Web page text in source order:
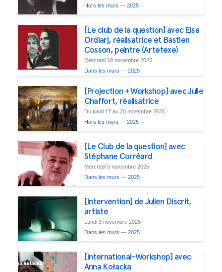
Hors les murs — 2025
[Le club de la question] avec Elsa
Ordiarj, réalisatrice et Bastien
Cosson, peintre (Artetexe)
Mercredi 19 novembre 2025
Dans les murs — 2025
[Projection + Workshop] avec Julie
Chaffort, réalisatrice
Du lundi 17 au 20 novembre 2025
Hors les murs — 2025
[Le Club de la question] avec
Stéphane Corréard
Mercredi 5 novembre 2025
Dans les murs — 2025
[Intervention] de Julien Discrit,
artiste
Lundi 3 novembre 2025
Dans les murs — 2025
[International-Workshop] avec
Anna Kołacka